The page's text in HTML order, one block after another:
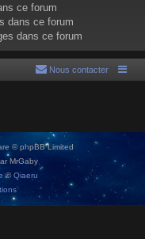
ce forum
dans ce forum
dans ce forum
Nous contacter
© phpBB Limited
MrGaby
©Qiaeru